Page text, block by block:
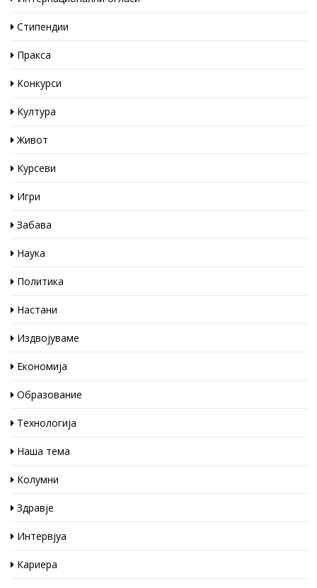
Стипендии
Пракса
Конкурси
Култура
Живот
Курсеви
Игри
Забава
Наука
Политика
Настани
Издвојуваме
Економија
Образование
Технологија
Наша тема
Колумни
Здравје
Интервјуа
Кариера